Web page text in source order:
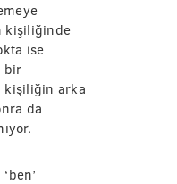
kişiliğinde
ise
bir
kişiliğin arka
da